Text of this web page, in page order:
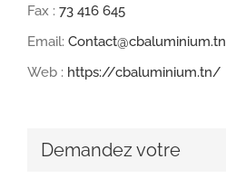
Fax : 73 416 645
Email: Contact@cbaluminium.tn
Web : https://cbaluminium.tn/
Demandez votre